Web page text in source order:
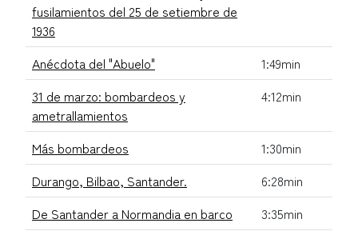
fusilamientos del 25 de setiembre de
1936
Anécdota del "Abuelo"
1:49min
31 de marzo: bombardeos y
ametrallamientos
4:12min
Más bombardeos
1:30min
Durango, Bilbao, Santander.
6:28min
De Santander a Normandia en barco
3:35min